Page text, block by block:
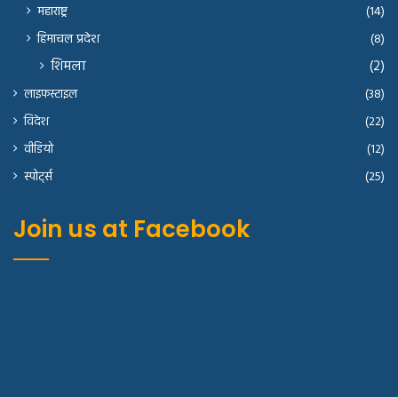
महाराष्ट्र
(14)
हिमाचल प्रदेश
(8)
शिमला (2)
लाइफस्टाइल
(38)
विदेश
(22)
वीडियो
(12)
स्पोर्ट्स
(25)
Join us at Facebook